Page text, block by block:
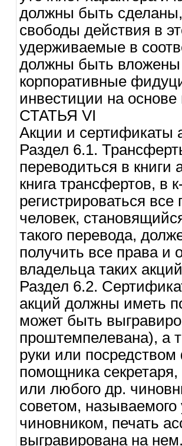
должны быть сделаны,
свободы действия в
удерживаемые в
должны быть вложены
корпоративные
инвестиции на основе
СТАТЬЯ VI
Акции и сертификаты
Раздел 6.1.
переводиться в
книга трансфертов, в
регистрироваться
человек,
такого перевода,
получить все права и
владельца таких
Раздел 6.2.
акций должны иметь
может быть
проштемпелевана), а
руки или
помощника
или любого др.
советом,
чиновником, печать
выгравирована на